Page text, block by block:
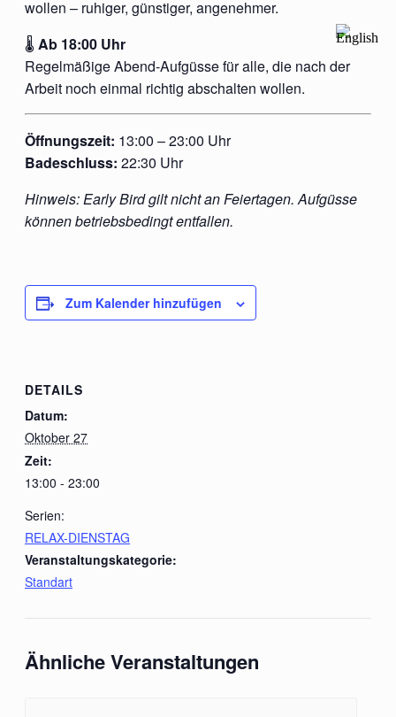
wollen – ruhiger, günstiger, angenehmer.
🌡 Ab 18:00 Uhr
Regelmäßige Abend-Aufgüsse für alle, die nach der
Arbeit noch einmal richtig abschalten wollen.
Öffnungszeit: 13:00 – 23:00 Uhr
Badeschluss: 22:30 Uhr
Hinweis: Early Bird gilt nicht an Feiertagen. Aufgüsse
können betriebsbedingt entfallen.
Zum Kalender hinzufügen
DETAILS
Datum:
Oktober 27
Zeit:
13:00 - 23:00
Serien:
RELAX-DIENSTAG
Veranstaltungskategorie:
Standart
Ähnliche Veranstaltungen